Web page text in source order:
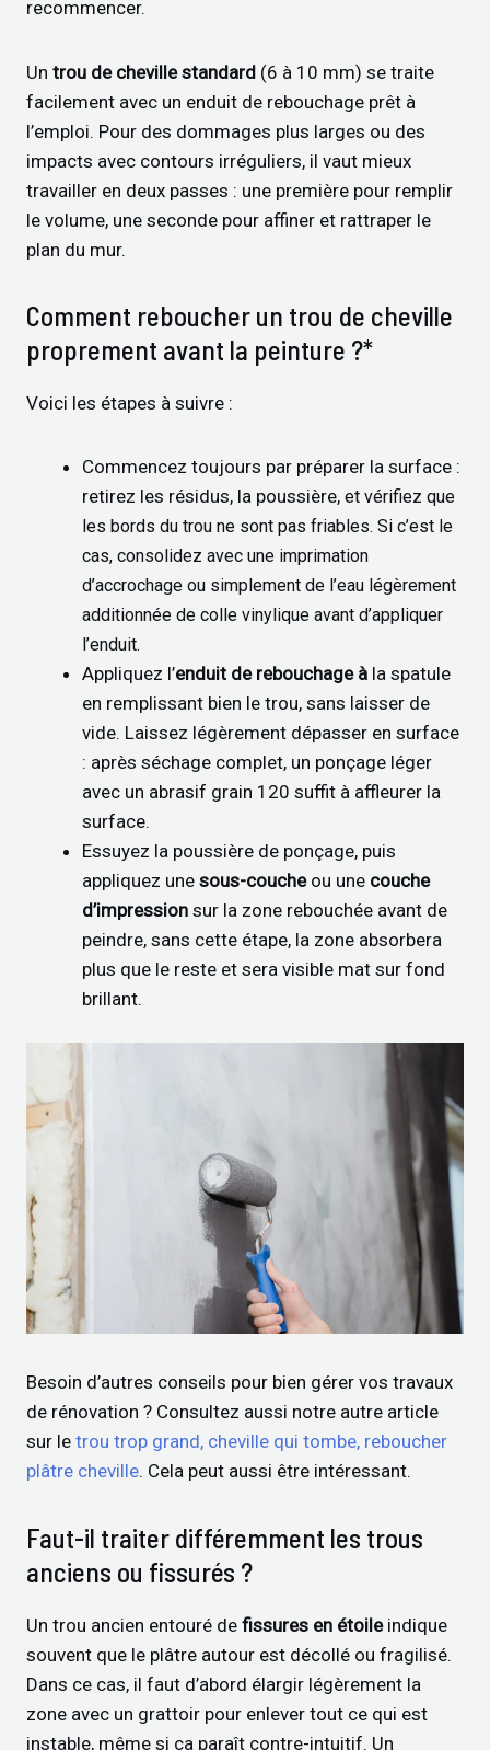
recommencer.
Un trou de cheville standard (6 à 10 mm) se traite
facilement avec un enduit de rebouchage prêt à
l’emploi. Pour des dommages plus larges ou des
impacts avec contours irréguliers, il vaut mieux
travailler en deux passes : une première pour remplir
le volume, une seconde pour affiner et rattraper le
plan du mur.
Comment reboucher un trou de cheville
proprement avant la peinture ?*
Voici les étapes à suivre :
Commencez toujours par préparer la surface :
retirez les résidus, la poussière,et vérifiez que
les bords du trou ne sont pas friables. Si c’est le
cas, consolidez avec une imprimation
d’accrochage ou simplement de l’eau légèrement
additionnée de colle vinylique avant d’appliquer
l’enduit.
Appliquez l’enduit de rebouchage à la spatule
en remplissant bien le trou, sans laisser de
vide. Laissez légèrement dépasser en surface
: après séchage complet, un ponçage léger
avec un abrasif grain 120 suffit à affleurer la
surface.
Essuyez la poussière de ponçage, puis
appliquez unesous-coucheou une couche
d’impression sur la zone rebouchée avant de
peindre, sans cette étape, la zone absorbera
plus que le reste et sera visible mat sur fond
brillant.
Besoin d’autres conseils pour bien gérer vos travaux
de rénovation ? Consultez aussi notre autre article
sur le trou trop grand, cheville qui tombe, reboucher
plâtre cheville. Cela peut aussi être intéressant.
Faut-il traiter différemment les trous
anciens ou fissurés ?
Un trou ancien entouré de fissures en étoileindique
souvent que le plâtre autour est décollé ou fragilisé.
Dans ce cas, il faut d’abord élargir légèrement la
zone avec un grattoir pour enlever tout ce qui est
instable, même si ça paraît contre-intuitif. Un